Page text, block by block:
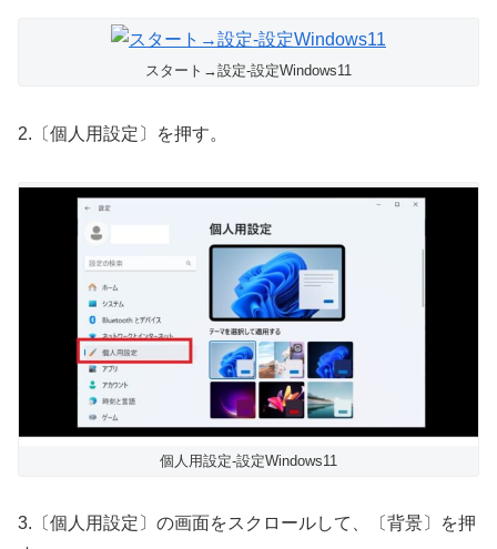
スタート→設定-設定Windows11
2.〔個人用設定〕を押す。
個人用設定-設定Windows11
3.〔個人用設定〕の画面をスクロールして、〔背景〕を押